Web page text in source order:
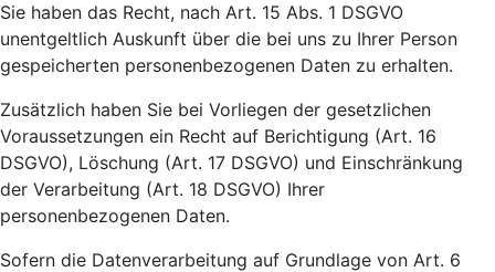
Sie haben das Recht, nach Art. 15 Abs. 1 DSGVO
unentgeltlich Auskunft über die bei uns zu Ihrer Person
gespeicherten personenbezogenen Daten zu erhalten.
Zusätzlich haben Sie bei Vorliegen der gesetzlichen
Voraussetzungen ein Recht auf Berichtigung (Art. 16
DSGVO), Löschung (Art. 17 DSGVO) und Einschränkung
der Verarbeitung (Art. 18 DSGVO) Ihrer
personenbezogenen Daten.
Sofern die Datenverarbeitung auf Grundlage von Art. 6